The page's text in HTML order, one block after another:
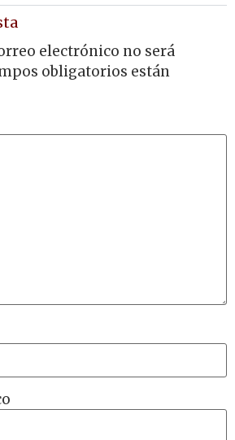
electrónico no será
obligatorios están